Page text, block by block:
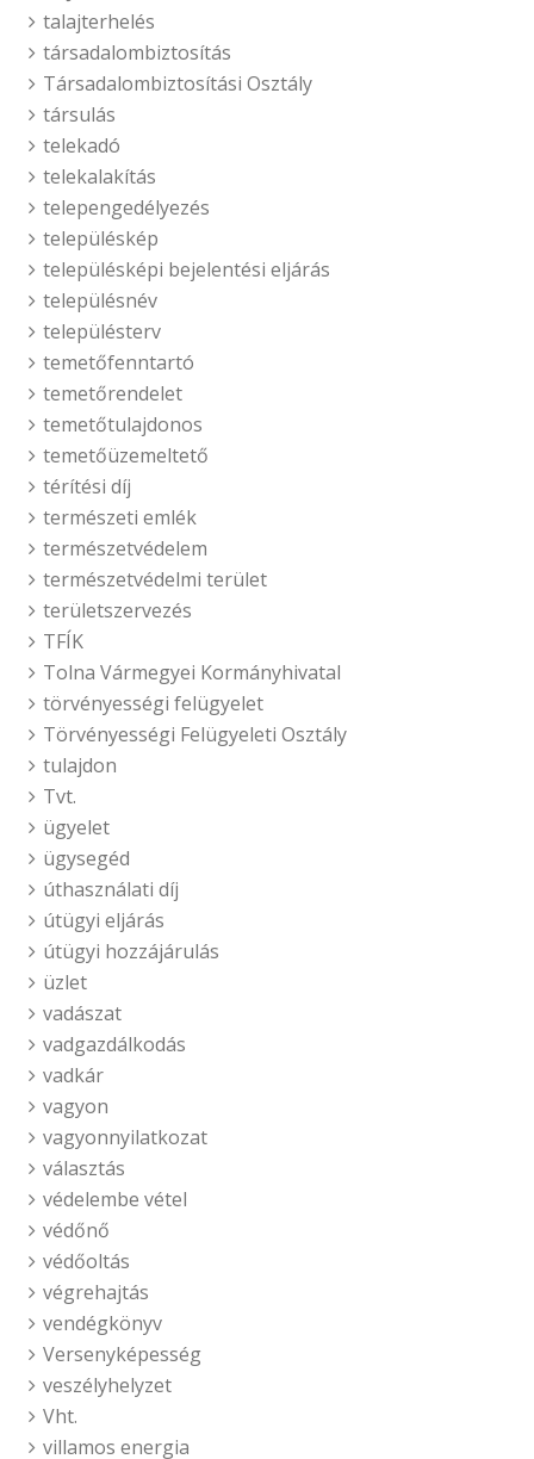
talajterhelés
társadalombiztosítás
Társadalombiztosítási Osztály
társulás
telekadó
telekalakítás
telepengedélyezés
településkép
településképi bejelentési eljárás
településnév
településterv
temetőfenntartó
temetőrendelet
temetőtulajdonos
temetőüzemeltető
térítési díj
természeti emlék
természetvédelem
természetvédelmi terület
területszervezés
TFÍK
Tolna Vármegyei Kormányhivatal
törvényességi felügyelet
Törvényességi Felügyeleti Osztály
tulajdon
Tvt.
ügyelet
ügysegéd
úthasználati díj
útügyi eljárás
útügyi hozzájárulás
üzlet
vadászat
vadgazdálkodás
vadkár
vagyon
vagyonnyilatkozat
választás
védelembe vétel
védőnő
védőoltás
végrehajtás
vendégkönyv
Versenyképesség
veszélyhelyzet
Vht.
villamos energia